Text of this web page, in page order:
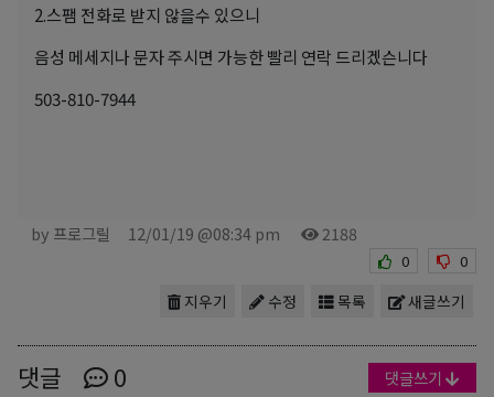
2.스팸 전화로 받지 않을수 있으니
음성 메세지나 문자 주시면 가능한 빨리 연락 드리겠슨니다
503-810-7944
by 프로그릴 12/01/19 @08:34 pm 2188
0 0
새글쓰기
목록
수정
지우기
댓글 0 댓글쓰기